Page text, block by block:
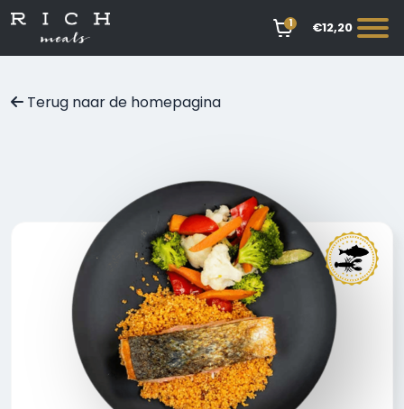
1 €12,20
Terug naar de homepagina